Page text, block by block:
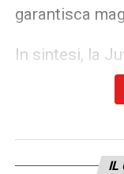
garantisca
In sintesi, la
su una
lasciando
rinforzi più
IL